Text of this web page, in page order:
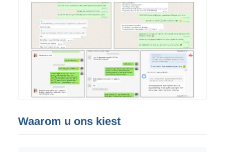
Waarom u ons kiest